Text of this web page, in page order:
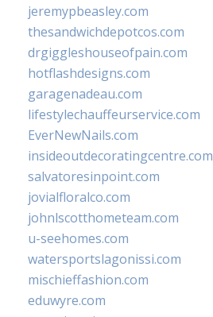
jeremypbeasley.com
thesandwichdepotcos.com
drgiggleshouseofpain.com
hotflashdesigns.com
garagenadeau.com
lifestylechauffeurservice.com
EverNewNails.com
insideoutdecoratingcentre.com
salvatoresinpoint.com
jovialfloralco.com
johnlscotthometeam.com
u-seehomes.com
watersportslagonissi.com
mischieffashion.com
eduwyre.com